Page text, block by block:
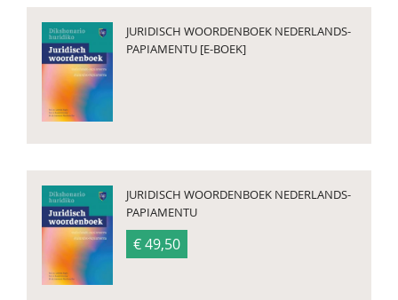
JURIDISCH WOORDENBOEK NEDERLANDS-
PAPIAMENTU [E-BOEK]
JURIDISCH WOORDENBOEK NEDERLANDS-
PAPIAMENTU
€ 49,50